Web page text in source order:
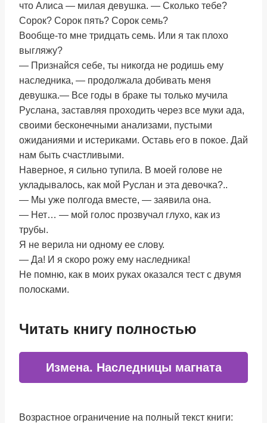
что Алиса — милая девушка. — Сколько тебе?
Сорок? Сорок пять? Сорок семь?
Вообще-то мне тридцать семь. Или я так плохо
выгляжу?
— Признайся себе, ты никогда не родишь ему
наследника, — продолжала добивать меня
девушка.— Все годы в браке ты только мучила
Руслана, заставляя проходить через все муки ада,
своими бесконечными анализами, пустыми
ожиданиями и истериками. Оставь его в покое. Дай
нам быть счастливыми.
Наверное, я сильно тупила. В моей голове не
укладывалось, как мой Руслан и эта девочка?..
— Мы уже полгода вместе, — заявила она.
— Нет… — мой голос прозвучал глухо, как из
трубы.
Я не верила ни одному ее слову.
— Да! И я скоро рожу ему наследника!
Не помню, как в моих руках оказался тест с двумя
полосками.
Читать книгу полностью
Измена. Наследницы магната
Возрастное ограничение на полный текст книги: